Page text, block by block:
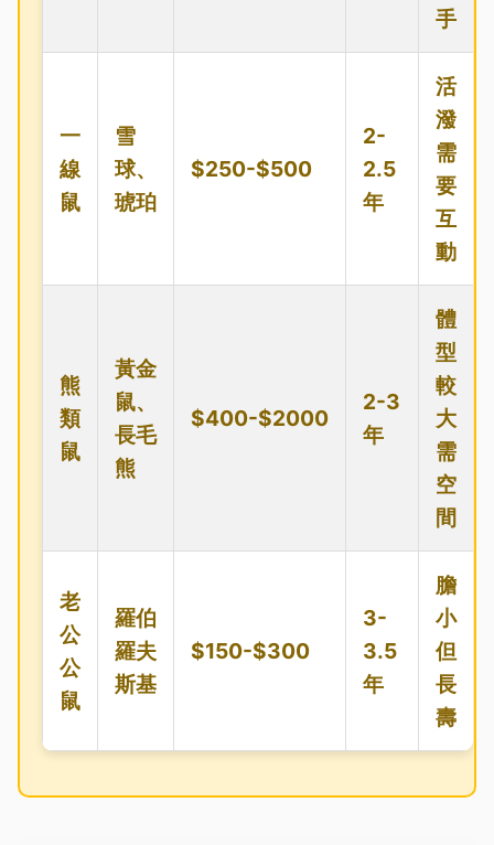
手
一
線
鼠
雪
球、
琥珀
$250-$500
2-
2.5
年
活
潑
需
要
互
動
熊
類
鼠
黃金
鼠、
長毛
熊
$400-$2000
2-3
年
體
型
較
大
需
空
間
老
公
公
鼠
羅伯
羅夫
斯基
$150-$300
3-
3.5
年
膽
小
但
長
壽